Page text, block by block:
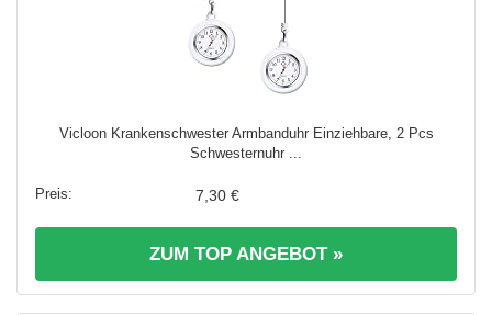
Vicloon Krankenschwester Armbanduhr Einziehbare, 2 Pcs
Schwesternuhr ...
7,30 €
ZUM TOP ANGEBOT »